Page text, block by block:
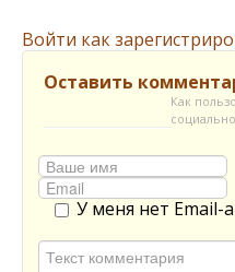
Войти как
Оставить
Как
У меня нет Email-а